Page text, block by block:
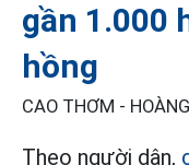
gần 1.000
hồng
CAO THƠM -
Theo người dân,